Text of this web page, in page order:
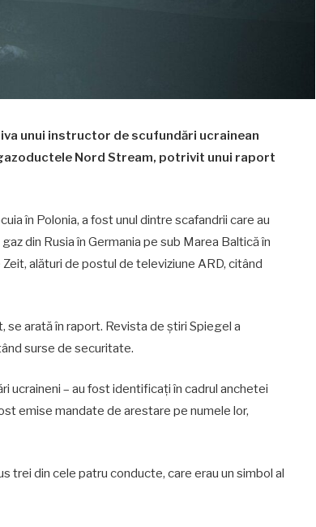
unui instructor de scufundări ucrainean
Nord Stream, potrivit unui raport
în Polonia, a fost unul dintre scafandrii care au
din Rusia în Germania pe sub Marea Baltică în
alături de postul de televiziune ARD, citând
se arată în raport. Revista de știri Spiegel a
surse de securitate.
ucraineni – au fost identificați în cadrul anchetei
emise mandate de arestare pe numele lor,
trei din cele patru conducte, care erau un simbol al